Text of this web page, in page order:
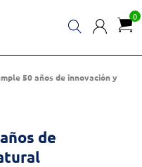
0
SIGUIENTE
50 años de innovación y
de